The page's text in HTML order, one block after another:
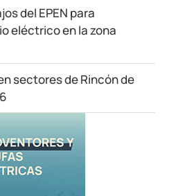
del EPEN para
eléctrico en la zona
sectores de Rincón de